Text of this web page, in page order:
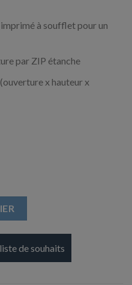
à soufflet pour un
par ZIP étanche
x hauteur x
de souhaits